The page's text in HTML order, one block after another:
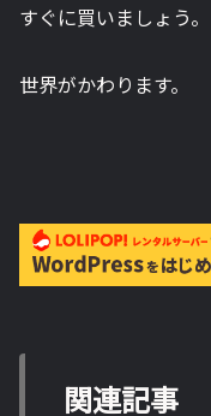
すぐに買いましょう。
世界がかわります。
関連記事